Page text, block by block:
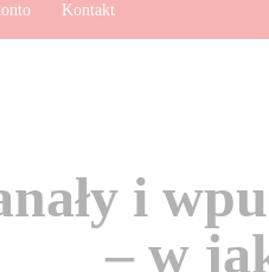
Kontakt
i
– w